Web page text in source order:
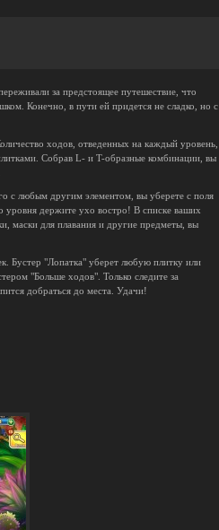
за предстоящее путешествие, что
Конечно, в пути ей придется не сладко, но с
ходов, отведенных на каждый уровень,
Собрав L- и T-образные комбинации, вы
с любым другим элементом, вы уберете с поля
уровня держите ухо востро! В списке ваших
маски для плавания и другие предметы, вы
Бустер "Лопатка" уберет любую плитку или
"Больше ходов". Только следите за
добраться до места. Удачи!